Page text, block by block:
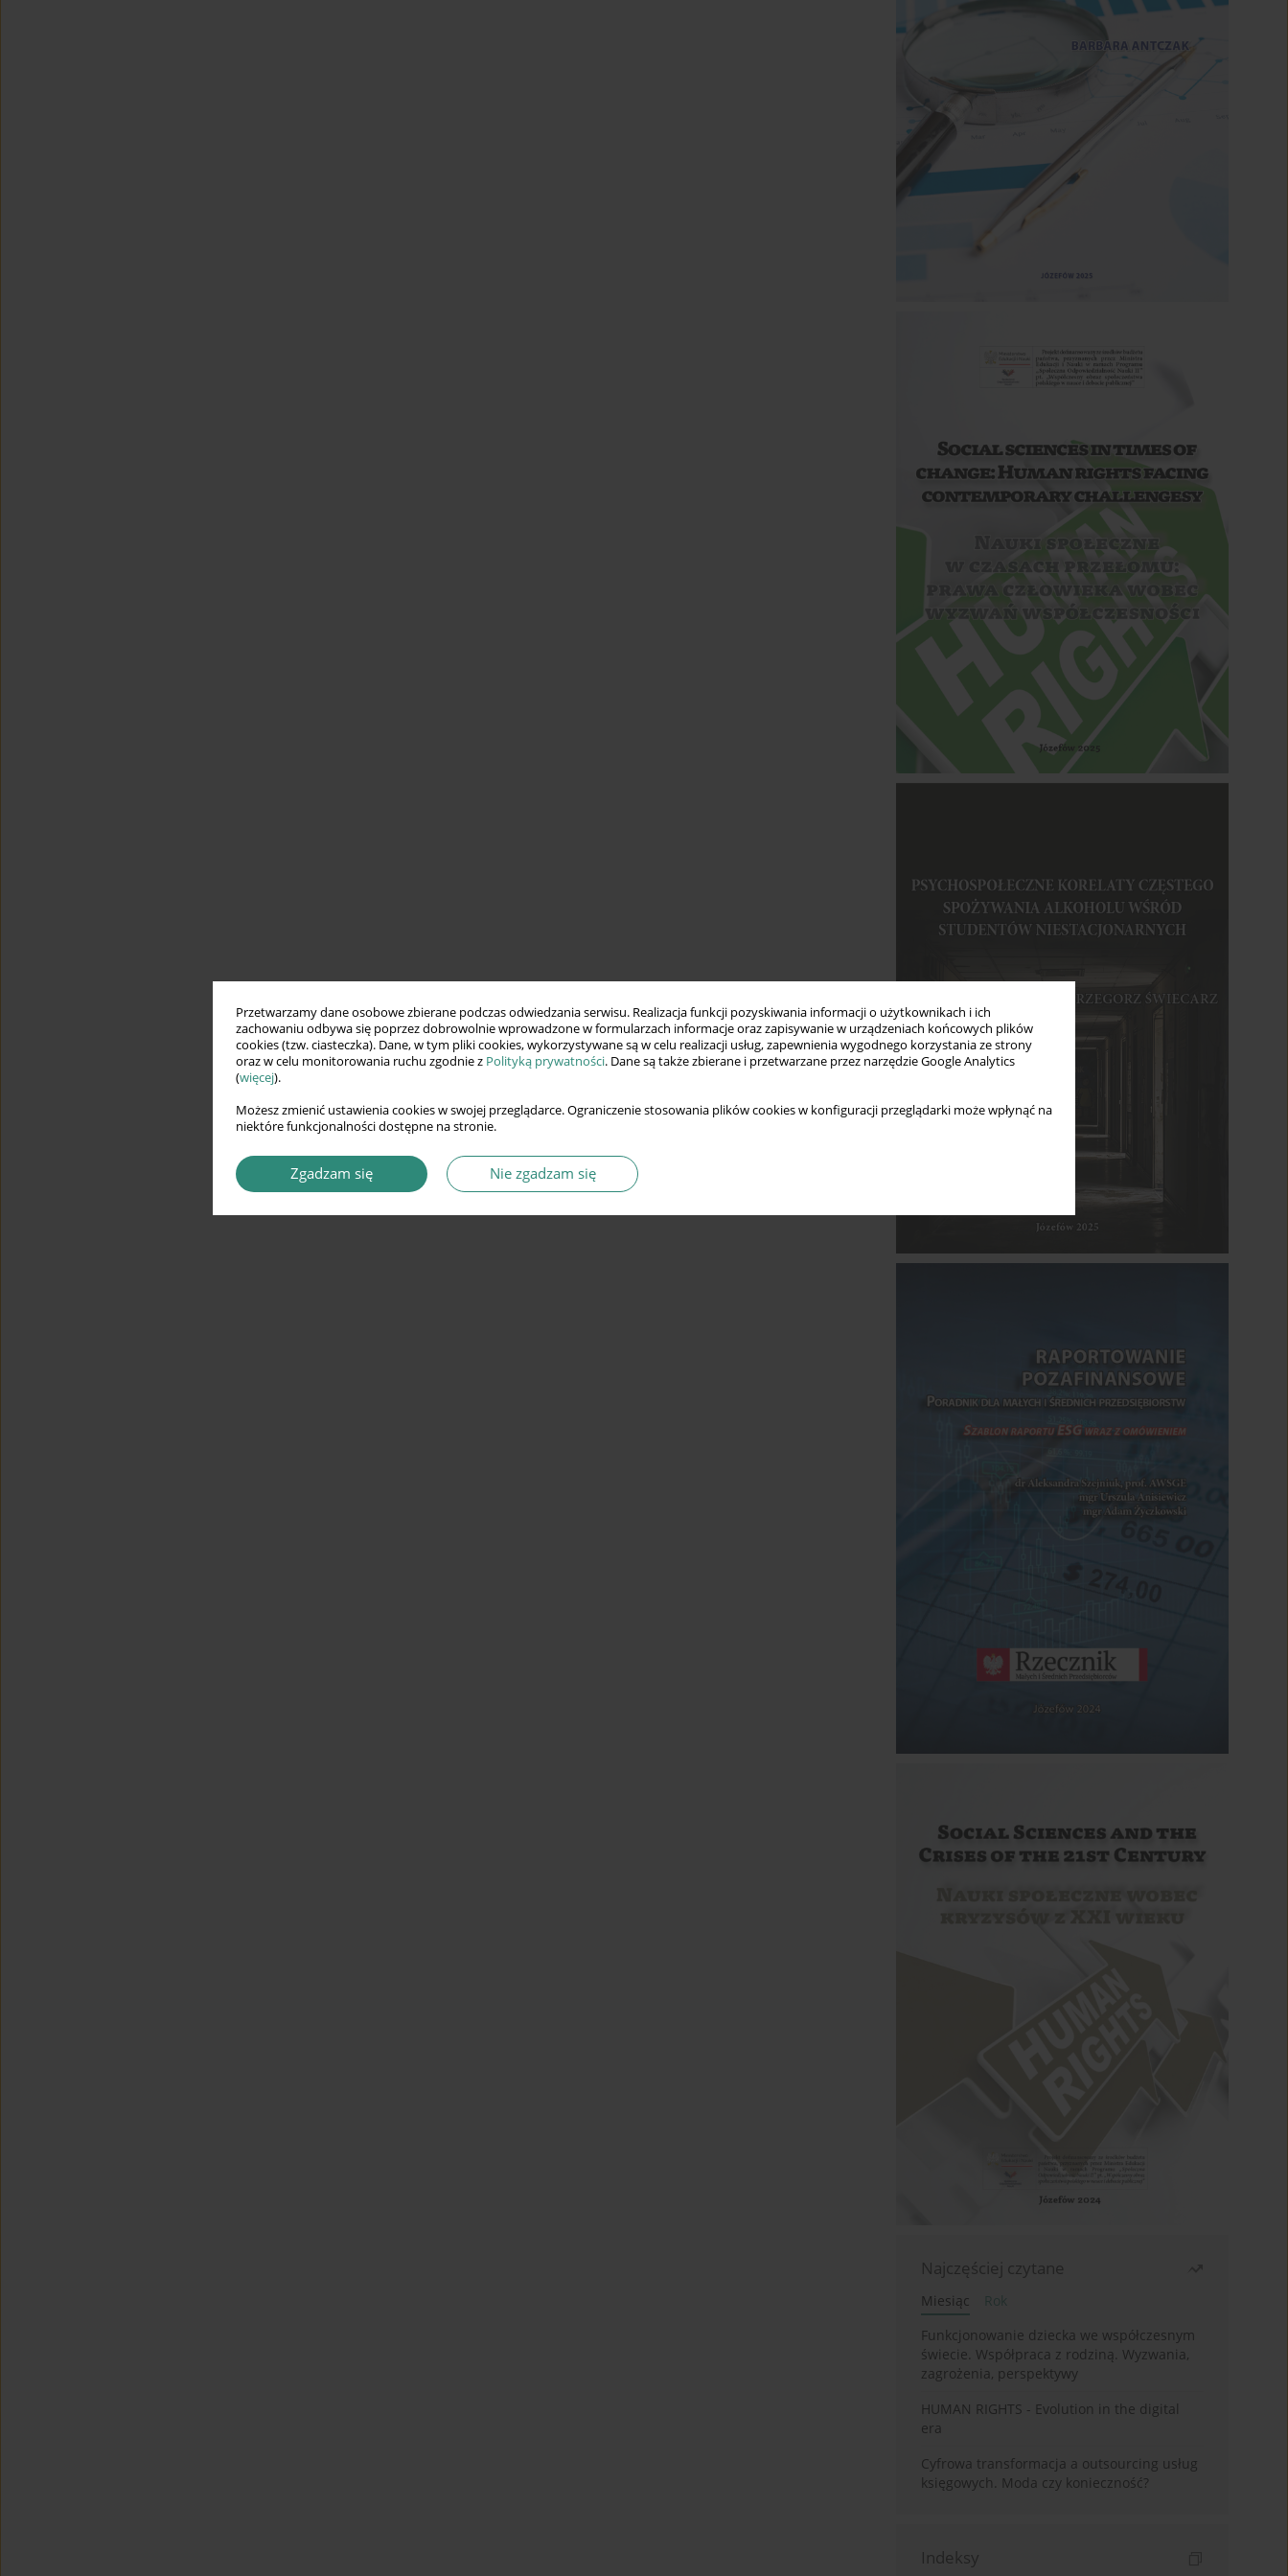
Przetwarzamy dane osobowe zbierane podczas odwiedzania serwisu. Realizacja funkcji pozyskiwania informacji o użytkownikach i ich
zachowaniu odbywa się poprzez dobrowolnie wprowadzone w formularzach informacje oraz zapisywanie w urządzeniach końcowych plików
cookies (tzw. ciasteczka). Dane, w tym pliki cookies, wykorzystywane są w celu realizacji usług, zapewnienia wygodnego korzystania ze strony
oraz w celu monitorowania ruchu zgodnie z Polityką prywatności. Dane są także zbierane i przetwarzane przez narzędzie Google Analytics
(więcej).
Możesz zmienić ustawienia cookies w swojej przeglądarce. Ograniczenie stosowania plików cookies w konfiguracji przeglądarki może wpłynąć na
niektóre funkcjonalności dostępne na stronie.
Zgadzam się Nie zgadzam się
Najczęściej czytane
Miesiąc
Rok
Funkcjonowanie dziecka we współczesnym
świecie. Współpraca z rodziną. Wyzwania,
zagrożenia, perspektywy
HUMAN RIGHTS - Evolution in the digital
era
Cyfrowa transformacja a outsourcing usług
księgowych. Moda czy konieczność?
Indeksy